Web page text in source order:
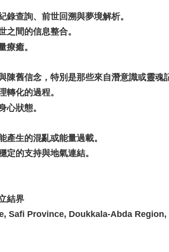
錄查詢、前世回溯與夢境解析。
之間的信息整合。
療癒。
陳舊信念，特別是那些來自潛意識或靈魂
轉化的過程。
心狀態。
產生的混亂或能量過載。
定的支持與地氣連結。
結界
Safi Province, Doukkala-Abda